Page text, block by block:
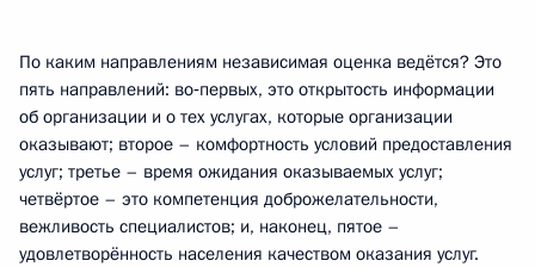
По каким направлениям независимая оценка ведётся? Это
пять направлений: во‑первых, это открытость информации
об организации и о тех услугах, которые организации
оказывают; второе – комфортность условий предоставления
услуг; третье – время ожидания оказываемых услуг;
четвёртое – это компетенция доброжелательности,
вежливость специалистов; и, наконец, пятое –
удовлетворённость населения качеством оказания услуг.